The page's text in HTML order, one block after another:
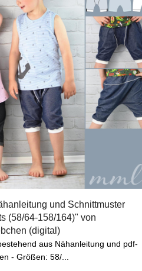
und Schnittmuster
(58/64-158/164)" von
(digital)
aus Nähanleitung und pdf-
- Größen: 58/...